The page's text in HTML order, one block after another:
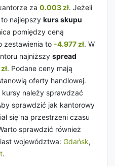
za 0.003 zł. Jeżeli
najlepszy kurs skupu
pomiędzy ceną
zestawienia to -4.977 zł. W
najniższy spread
. Podane ceny mają
oferty handlowej.
należy sprawdzać
sprawdzić jak kantorowy
się na przestrzeni czasu
sprawdzić również
województwa: Gdańsk,
.